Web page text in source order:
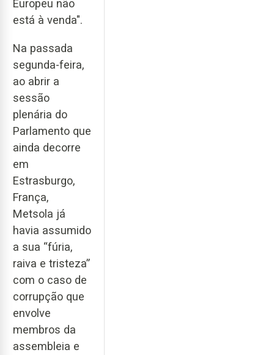
Europeu não
está à venda".
Na passada
segunda-feira,
ao abrir a
sessão
plenária do
Parlamento que
ainda decorre
em
Estrasburgo,
França,
Metsola já
havia assumido
a sua “fúria,
raiva e tristeza”
com o caso de
corrupção que
envolve
membros da
assembleia e